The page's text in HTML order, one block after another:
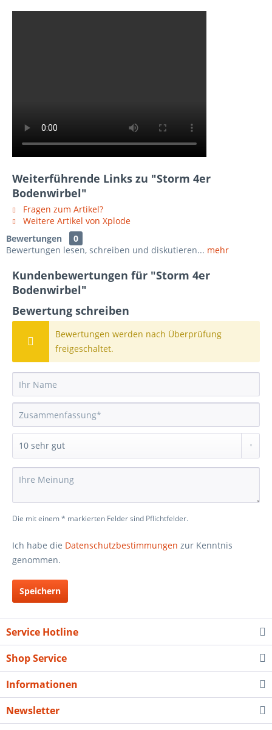
Weiterführende Links zu "Storm 4er
Bodenwirbel"
Fragen zum Artikel?
Weitere Artikel von Xplode
Bewertungen
0
Bewertungen lesen, schreiben und diskutieren... mehr
Kundenbewertungen für "Storm 4er
Bodenwirbel"
Bewertung schreiben
Bewertungen werden nach Überprüfung
freigeschaltet.
Die mit einem * markierten Felder sind Pflichtfelder.
Ich habe die Datenschutzbestimmungen zur Kenntnis
genommen.
Speichern
Service Hotline
Shop Service
Informationen
Newsletter